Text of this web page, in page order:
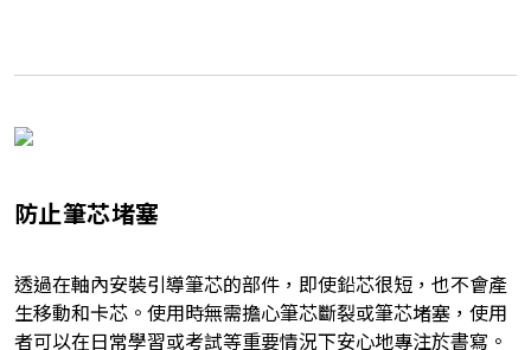
防止筆芯堵塞
透過在軸內安裝引導筆芯的部件，即使鉛芯很短，也不會產
生移動和卡芯。使用時無需擔心筆芯斷裂或筆芯堵塞，使用
者可以在日常學習或考試等重要情況下安心地專注於書寫。